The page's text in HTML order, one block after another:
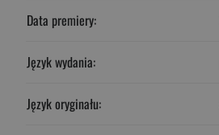
Data premiery:
Język wydania:
Język oryginału: